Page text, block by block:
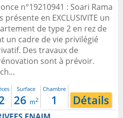
n°19210941 : Soari Rama
présente en EXCLUSIVITE un
de type 2 en rez de
un cadre de vie privilégié
Des travaux de
sont à prévoir.
Surface
26 m2
Chambre
1 Détails